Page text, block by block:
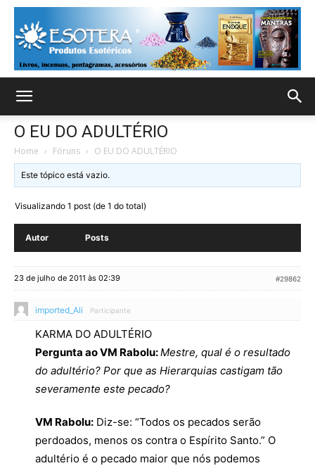
O EU DO ADULTÉRIO
Home › Fóruns › O EU DO ADULTÉRIO
Este tópico está vazio.
Visualizando 1 post (de 1 do total)
Autor Posts
23 de julho de 2011 às 02:39 #29862
imported_Ali Participante
KARMA DO ADULTÉRIO
Pergunta ao VM Rabolu:Mestre, qual é o resultado
do adultério? Por que as Hierarquias castigam tão
severamente este pecado?
VM Rabolu: Diz-se: “Todos os pecados serão
perdoados, menos os contra o Espírito Santo.” O
adultério é o pecado maior que nós podemos